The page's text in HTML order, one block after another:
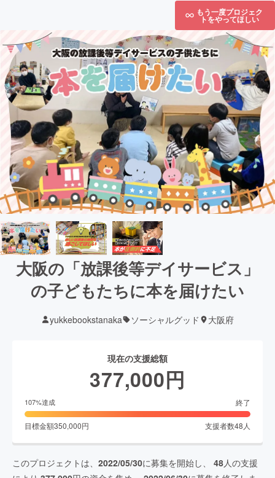
もう一度プロジェク
トをやってほしい
大阪の「放課後等デイサービス」
の子どもたちに本を届けたい
yukkebookstanaka ソーシャルグッド 大阪府
現在の支援総額
377,000円
107%達成 終了
目標金額350,000円 支援者数48 人
このプロジェクトは、 2022/05/30に募集を開始し、 48人の支援